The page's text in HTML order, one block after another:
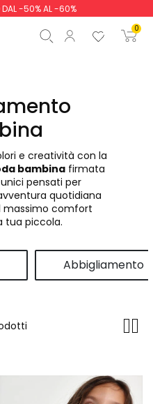
DAL -50% AL -60%
0
0,00 €
Inizio ordine
e creatività con la
bambina firmata
pensati per
quotidiana
massimo comfort
tua piccola.
Abbigliamento